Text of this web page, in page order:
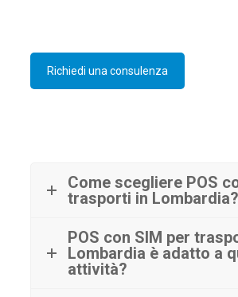
Richiedi una consulenza
Come scegliere POS
trasporti in Lombardia?
POS con SIM per
Lombardia è adatto a
attività?